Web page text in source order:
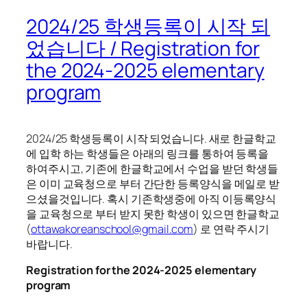
2024/25 학생등록이 시작 되
었습니다 / Registration for
the 2024-2025 elementary
program
2024/25 학생등록이 시작 되었습니다. 새로 한글학교
에 입학 하는 학생들은 아래의 링크를 통하여 등록을
하여주시고, 기존에 한글학교에서 수업을 받던 학생들
은 이미 교육청으로 부터 간단한 등록양식을 메일로 받
으셨을것입니다. 혹시 기존학생중에 아직 이등록양식
을 교육청으로 부터 받지 못한 학생이 있으면 한글학교
(ottawakoreanschool@gmail.com) 로 연락 주시기
바랍니다.
Registration for the 2024-2025 elementary
program